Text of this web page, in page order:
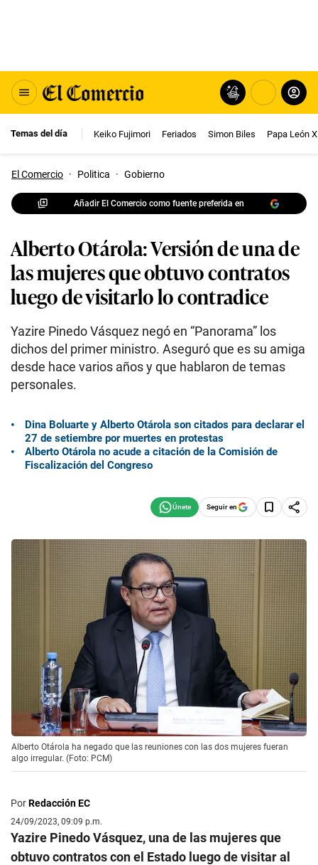
Temas del día Keiko Fujimori Feriados Simon Biles Papa León
El Comercio · Politica · Gobierno
Añadir El Comercio como fuente preferida en
Alberto Otárola: Versión de una de
las mujeres que obtuvo contratos
luego de visitarlo lo contradice
Yazire Pinedo Vásquez negó en “Panorama” los
dichos del primer ministro. Aseguró que es su amiga
desde hace varios años y que hablaron de temas
personales.
Dina Boluarte y Alberto Otárola son citados para declarar el
27 de setiembre por muertes en protestas
Alberto Otárola no acude a citación de la Comisión de
Fiscalización del Congreso
Seguir en
Alberto Otárola ha negado que las reuniones con las dos mujeres fueran
algo irregular. (Foto: PCM)
PorRedacción EC
24/09/2023, 09:09 p.m.
Yazire Pinedo Vásquez, una de las mujeres que
obtuvo contratos con el Estado luego de visitar al